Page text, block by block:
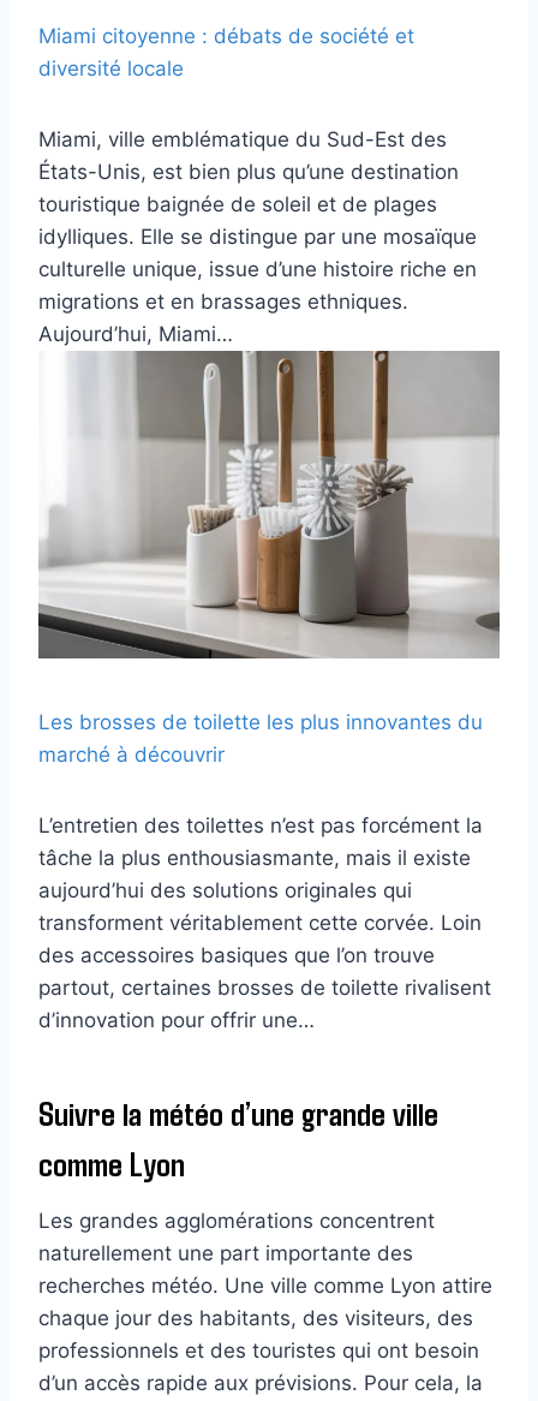
Miami citoyenne : débats de société et
diversité locale
Miami, ville emblématique du Sud-Est des
États-Unis, est bien plus qu’une destination
touristique baignée de soleil et de plages
idylliques. Elle se distingue par une mosaïque
culturelle unique, issue d’une histoire riche en
migrations et en brassages ethniques.
Aujourd’hui, Miami…
Les brosses de toilette les plus innovantes du
marché à découvrir
L’entretien des toilettes n’est pas forcément la
tâche la plus enthousiasmante, mais il existe
aujourd’hui des solutions originales qui
transforment véritablement cette corvée. Loin
des accessoires basiques que l’on trouve
partout, certaines brosses de toilette rivalisent
d’innovation pour offrir une…
Suivre la météo d’une grande ville
comme Lyon
Les grandes agglomérations concentrent
naturellement une part importante des
recherches météo. Une ville comme Lyon attire
chaque jour des habitants, des visiteurs, des
professionnels et des touristes qui ont besoin
d’un accès rapide aux prévisions. Pour cela, la